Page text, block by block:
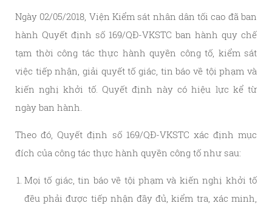
Ngày 02/05/2018, Viện Kiểm sát nhân dân tối cao đã ban
hành Quyết định số 169/QĐ-VKSTC ban hành quy chế
tạm thời công tác thực hành quyền công tố, kiểm sát
việc tiếp nhận, giải quyết tố giác, tin báo về tội phạm và
kiến nghị khởi tố. Quyết định này có hiệu lực kể từ
ngày ban hành.
Theo đó, Quyết định số 169/QĐ-VKSTC xác định mục
đích của công tác thực hành quyền công tố như sau:
Mọi tố giác, tin báo về tội phạm và kiến nghị khởi tố
đều phải được tiếp nhận đầy đủ, kiểm tra, xác minh,